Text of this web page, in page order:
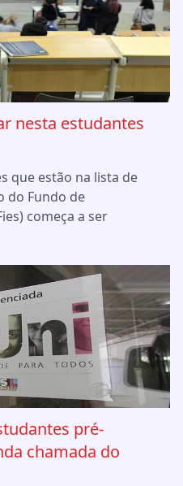
nesta estudantes
que estão na lista de
do Fundo de
começa a ser
pré-
chamada do